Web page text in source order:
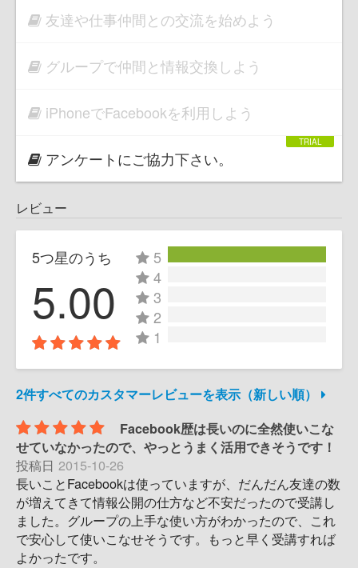
友達や仕事仲間との交流を始めよう
グループで仲間と情報交換しよう
iPhoneでFacebookを利用しよう
アンケートにご協力下さい。
レビュー
5つ星のうち
5.00
5
4
3
2
1
2件すべてのカスタマーレビューを表示（新しい順）
Facebook歴は長いのに全然使いこな
せていなかったので、やっとうまく活用できそうです！
投稿日 2015-10-26
長いことFacebookは使っていますが、だんだん友達の数
が増えてきて情報公開の仕方など不安だったので受講し
ました。グループの上手な使い方がわかったので、これ
で安心して使いこなせそうです。もっと早く受講すれば
よかったです。